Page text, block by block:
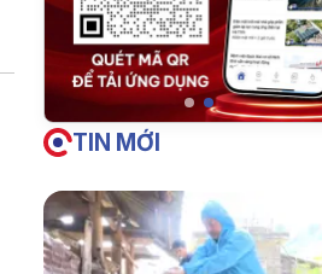
TIN MỚI